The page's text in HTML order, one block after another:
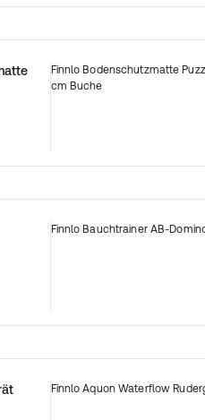
Finnlo Bodenschutzmatte
cm Buche
Finnlo Bauchtrainer AB-
Finnlo Aquon Waterflow